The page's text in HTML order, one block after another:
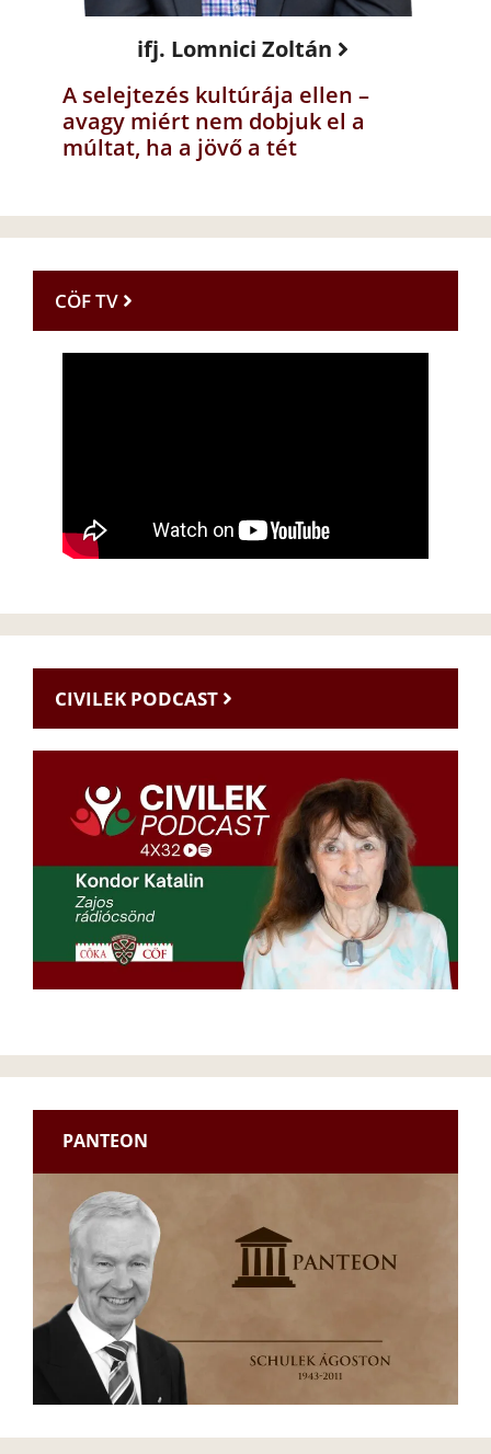
ifj. Lomnici Zoltán
A selejtezés kultúrája ellen –
avagy miért nem dobjuk el a
múltat, ha a jövő a tét
CÖF TV
CIVILEK PODCAST
PANTEON